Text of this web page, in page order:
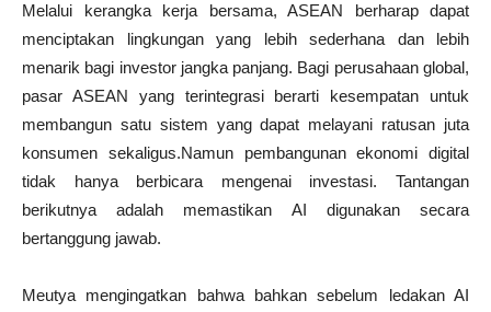
Melalui kerangka kerja bersama, ASEAN berharap dapat
menciptakan lingkungan yang lebih sederhana dan lebih
menarik bagi investor jangka panjang. Bagi perusahaan global,
pasar ASEAN yang terintegrasi berarti kesempatan untuk
membangun satu sistem yang dapat melayani ratusan juta
konsumen sekaligus.Namun pembangunan ekonomi digital
tidak hanya berbicara mengenai investasi. Tantangan
berikutnya adalah memastikan AI digunakan secara
bertanggung jawab.
Meutya mengingatkan bahwa bahkan sebelum ledakan AI